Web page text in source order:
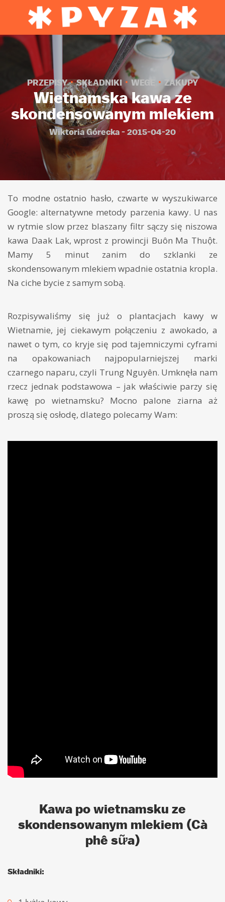
PRZEPISY SKŁADNIKI WEGE ZAKUPY
Wietnamska kawa ze
skondensowanym mlekiem
Wiktoria Górecka - 2015-04-20
To modne ostatnio hasło, czwarte w wyszukiwarce
Google: alternatywne metody parzenia kawy. U nas
w rytmie slow przez blaszany filtr sączy się niszowa
kawa Daak Lak, wprost z prowincji Buôn Ma Thuột.
Mamy 5 minut zanim do szklanki ze
skondensowanym mlekiem wpadnie ostatnia kropla.
Na ciche bycie z samym sobą.
Rozpisywaliśmy się już o plantacjach kawy w
Wietnamie, jej ciekawym połączeniu z awokado, a
nawet o tym, co kryje się pod tajemniczymi cyframi
na opakowaniach najpopularniejszej marki
czarnego naparu, czyli Trung Nguyên. Umknęła nam
rzecz jednak podstawowa – jak właściwie parzy się
kawę po wietnamsku? Mocno palone ziarna aż
proszą się osłodę, dlatego polecamy Wam:
Kawa po wietnamsku ze
skondensowanym mlekiem (Cà
phê sữa)
Składniki: